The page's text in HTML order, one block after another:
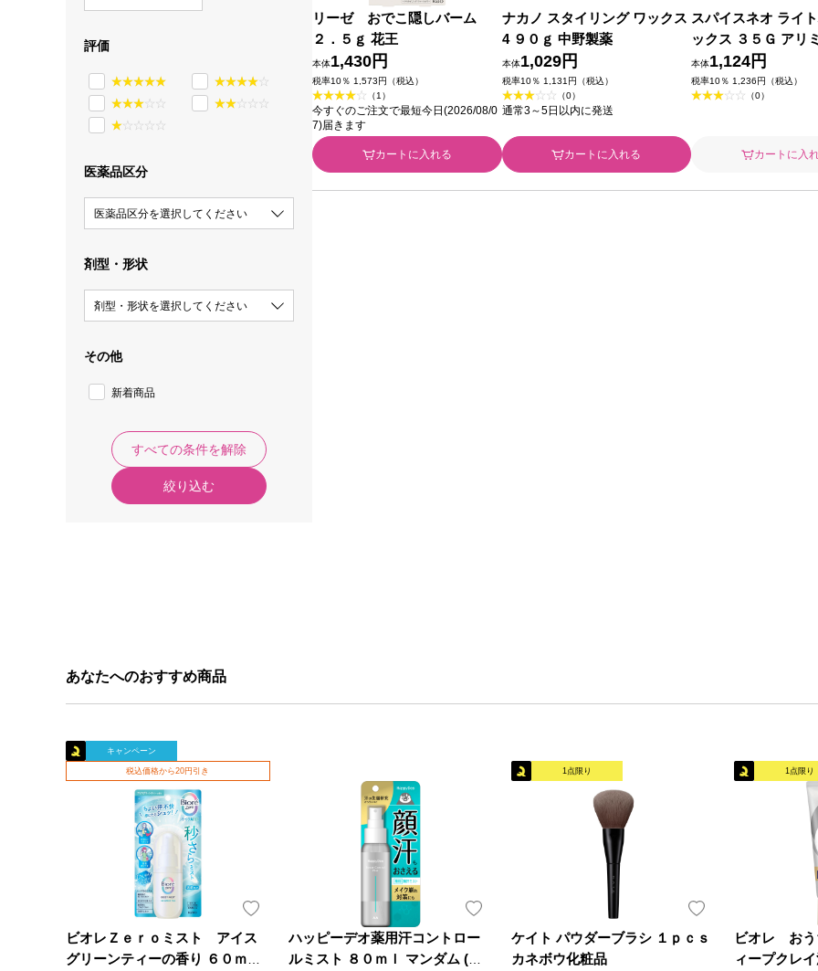
評価
医薬品区分
医薬品区分を選択してください
剤型・形状
剤型・形状を選択してください
その他
新着商品
すべての条件を解除
絞り込む
リーゼ おでこ隠しバーム
２．５ｇ 花王
本体1,430円
税率10％ 1,573円（税込）
（1）
今すぐのご注文で最短今日(2026/08/0
7)届きます
カートに入れる
ナカノ スタイリング ワックス
4 ９０ｇ 中野製薬
本体1,029円
税率10％ 1,131円（税込）
（0）
通常3～5日以内に発送
カートに入れる
スパイスネオ ライ
ックス ３５Ｇ アリ
本体1,124円
税率10％ 1,236円（税込）
（0）
カートに入
あなたへのおすすめ商品
キャンペーン
税込価格から20円引き
ビオレＺｅｒｏミスト アイス
グリーンティーの香り ６０ｍＬ
ハッピーデオ薬用汗コントロー
ルミスト ８０ｍｌ マンダム (医
1点限り
ケイト パウダーブラシ １ｐｃｓ
カネボウ化粧品
1点限り
ビオレ お
ィープクレ